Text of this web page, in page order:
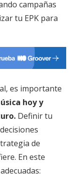
campañas
tu EPK para
es importante
hoy y
Definir tu
de
En este